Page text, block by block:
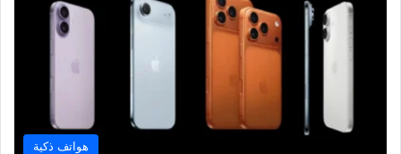
هواتف ذكية